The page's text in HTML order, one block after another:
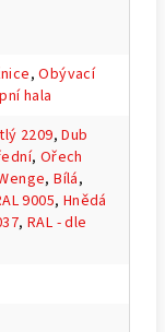
,Obývací
hala
2209,Dub
, Ořech
,Bílá,
9005, Hnědá
,RAL - dle